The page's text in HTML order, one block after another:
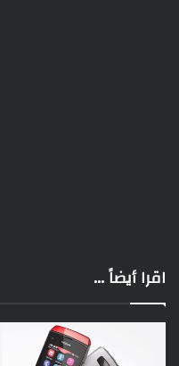
اقرا أيضاً ...